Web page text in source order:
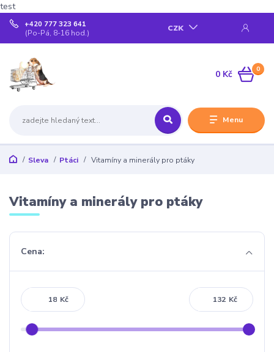
test
Menu
CZK
+420 777 323 641
(Po-Pá, 8-16 hod.)
0
0 Kč
Sleva Ptáci Vitamíny a minerály pro ptáky
Vitamíny a minerály pro ptáky
Cena:
Kč Kč